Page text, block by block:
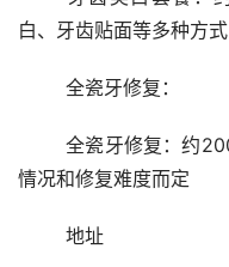
白、牙齿贴面等多种方式
	全瓷牙修复：
	全瓷牙修复：约2000元至4000元/颗，具体根据牙齿
情况和修复难度而定
	地址